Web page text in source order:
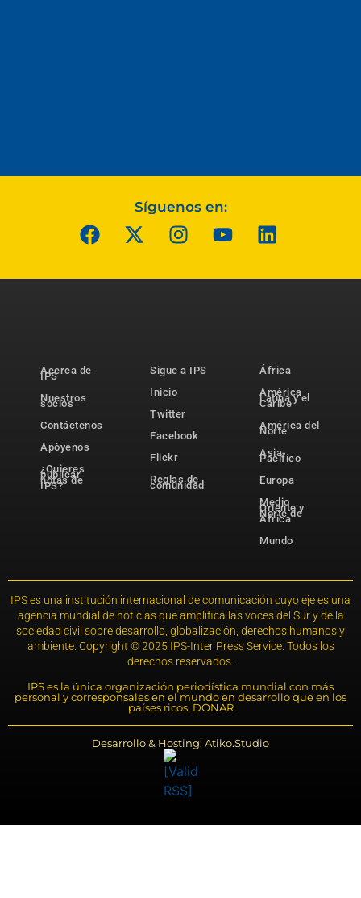
Síguenos en:
Acerca de
IPS
Nuestros
socios
Contáctenos
Apóyenos
¿Quieres
publicar
notas de
IPS?
Sigue a IPS
Inicio
Twitter
Facebook
Flickr
Reglas de
comunidad
África
América
Latina y el
Caribe
América del
Norte
Asia-
Pacífico
Europa
Medio
Oriente y
Norte de
África
Mundo
IPS es una institución internacional de comunicación cuyo eje es una
agencia mundial de noticias que amplifica las voces del Sur y de la
sociedad civil sobre desarrollo, globalización, derechos humanos y
ambiente. Copyright © 2025 IPS-Inter Press Service. Todos los
derechos reservados.
IPS es la única organización periodística mundial con más
personal y corresponsales en el mundo en desarrollo que en los
países ricos. DONAR
Desarrollo & Hosting: Atiko.Studio